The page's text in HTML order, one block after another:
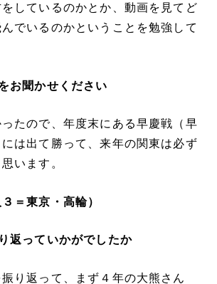
しているのかとか、動画を見てど
でいるのかということを勉強して
お聞かせください
たので、年度末にある早慶戦（早
は出て勝って、来年の関東は必ず
います。
＝東京・高輪）
返っていかがでしたか
り返って、まず４年の大熊さん